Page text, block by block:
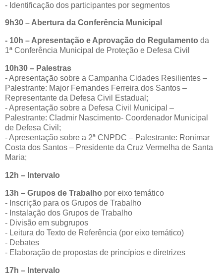
- Identificação dos participantes por segmentos
9h30 – Abertura da Conferência Municipal
- 10h – Apresentação e Aprovação do Regulamento da
1ª Conferência Municipal de Proteção e Defesa Civil
10h30 – Palestras
- Apresentação sobre a Campanha Cidades Resilientes –
Palestrante: Major Fernandes Ferreira dos Santos –
Representante da Defesa Civil Estadual;
- Apresentação sobre a Defesa Civil Municipal –
Palestrante: Cladmir Nascimento- Coordenador Municipal
de Defesa Civil;
- Apresentação sobre a 2ª CNPDC – Palestrante: Ronimar
Costa dos Santos – Presidente da Cruz Vermelha de Santa
Maria;
12h – Intervalo
13h – Grupos de Trabalho por eixo temático
- Inscrição para os Grupos de Trabalho
- Instalação dos Grupos de Trabalho
- Divisão em subgrupos
- Leitura do Texto de Referência (por eixo temático)
- Debates
- Elaboração de propostas de princípios e diretrizes
17h – Intervalo